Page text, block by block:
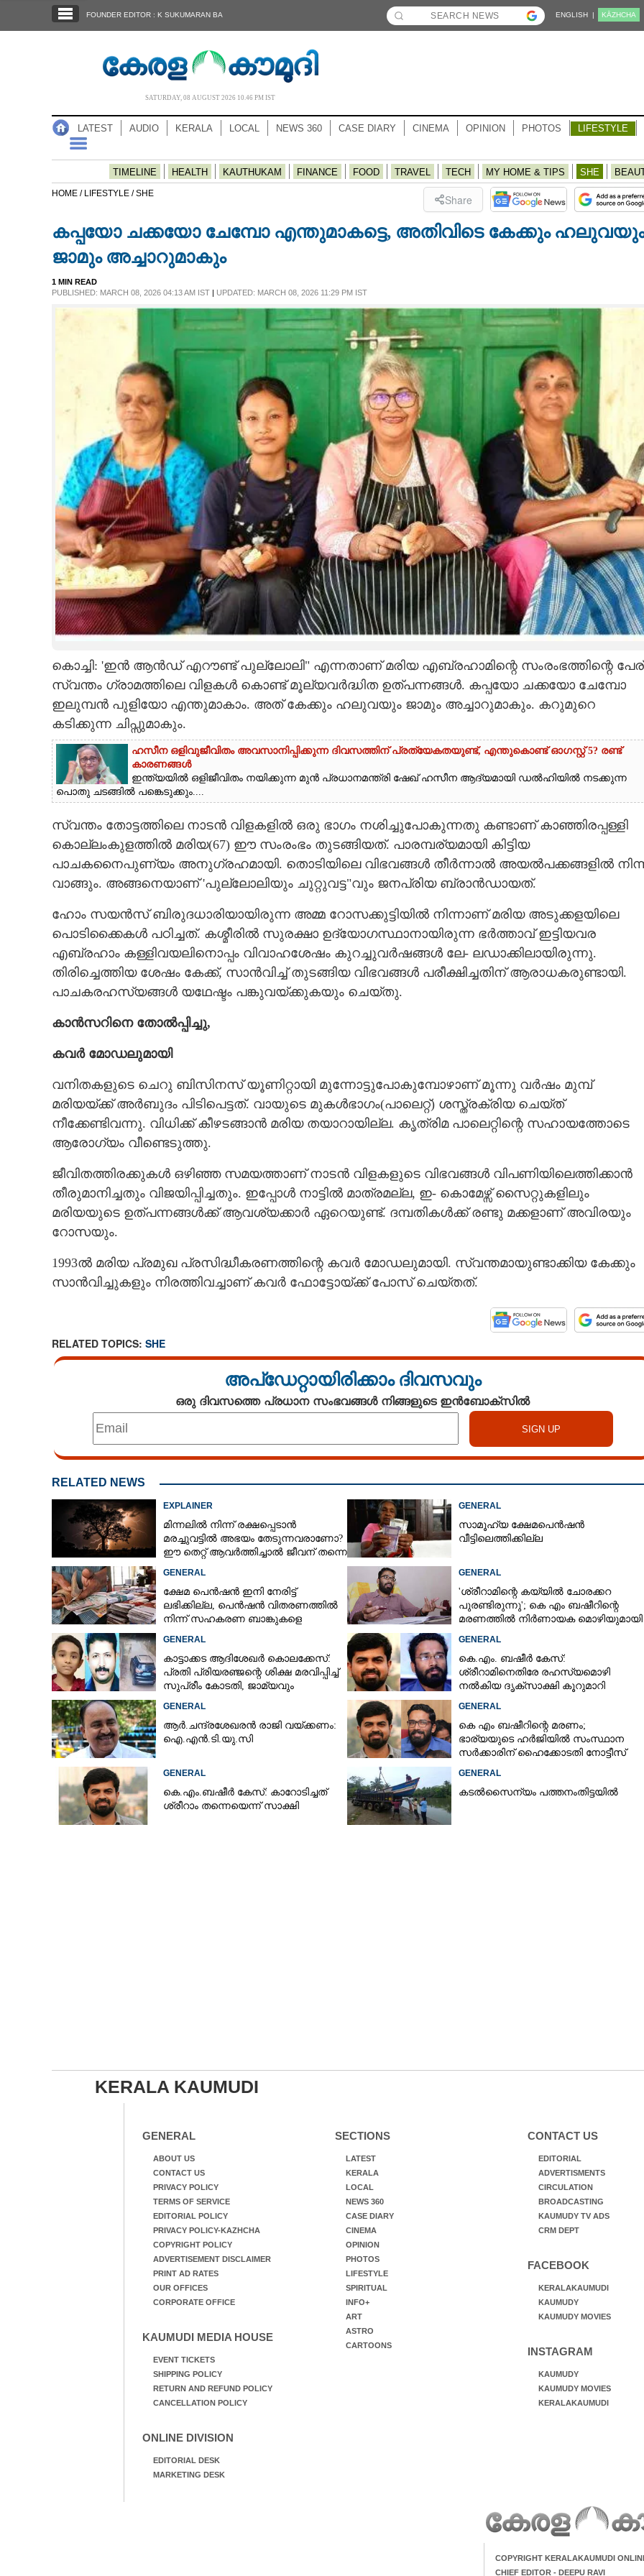
NOTIFIED NEWS
NEWS 360
CASE DIARY
SPIRITUAL
CARTOONS
LITERATURE
CONTACT US
FOUNDER EDITOR : K SUKUMARAN BA ENGLISH | KĀZHCHA
SATURDAY, 08 AUGUST 2026 10.46 PM IST
LATEST AUDIO KERALA LOCAL NEWS 360 CASE DIARY CINEMA OPINION PHOTOS LIFESTYLE
TIMELINE HEALTH KAUTHUKAM FINANCE FOOD TRAVEL TECH MY HOME & TIPS SHE
HOME / LIFESTYLE /SHE Share
കപ്പയോ ചക്കയോ ചേമ്പോ എന്തുമാകട്ടെ,​ അതിവിടെ കേക്കും ഹലുവയും
ജാമും അച്ചാറുമാകും
1 MIN READ
PUBLISHED: MARCH 08, 2026 04:13 AM IST| UPDATED: MARCH 08, 2026 11:29 PM IST
കൊച്ചി: 'ഇൻ ആൻഡ് എറൗണ്ട് പുല്ലോലി" എന്നതാണ് മരിയ എബ്രഹാമിന്റെ സംരംഭത്തിന്റെ
സ്വന്തം ഗ്രാമത്തിലെ വിളകൾ കൊണ്ട് മൂല്യവർദ്ധിത ഉത്പന്നങ്ങൾ. കപ്പയോ ചക്കയോ ചേമ്പോ
ഇലുമ്പൻ പുളിയോ എന്തുമാകാം. അത് കേക്കും ഹലുവയും ജാമും അച്ചാറുമാകും. കറുമുറെ
കടിക്കുന്ന ചിപ്സുമാകും.
ഹസീന ഒളിവുജീവിതം അവസാനിപ്പിക്കുന്ന ദിവസത്തിന് പ്രത്യേകതയുണ്ട്, എന്തുകൊണ്ട് ഓഗസ്റ്റ് 5? രണ്ട്
കാരണങ്ങൾ
ഇന്ത്യയിൽ ഒളിജീവിതം നയിക്കുന്ന മുൻ പ്രധാനമന്ത്രി ഷേഖ് ഹസീന ആദ്യമായി ഡൽഹിയിൽ നടക്കുന്ന
പൊതു ചടങ്ങിൽ പങ്കെടുക്കും....
സ്വന്തം തോട്ടത്തിലെ നാടൻ വിളകളിൽ ഒരു ഭാഗം നശിച്ചുപോകുന്നതു കണ്ടാണ് കാഞ്ഞിരപ്പള്ളി
കൊല്ലംകുളത്തിൽ മരിയ(67) ഈ സംരംഭം തുടങ്ങിയത്. പാരമ്പര്യമായി കിട്ടിയ
പാചകനൈപുണ്യം അനുഗ്രഹമായി. തൊടിയിലെ വിഭവങ്ങൾ തീർന്നാൽ അയൽപക്കങ്ങളിൽ
വാങ്ങും. അങ്ങനെയാണ് 'പുല്ലോലിയും ചുറ്റുവട്ട"വും ജനപ്രിയ ബ്രാൻഡായത്.
ഹോം സയൻസ് ബിരുദധാരിയായിരുന്ന അമ്മ റോസക്കുട്ടിയിൽ നിന്നാണ് മരിയ അടുക്കളയിലെ
പൊടിക്കൈകൾ പഠിച്ചത്. കശ്മീരിൽ സുരക്ഷാ ഉദ്യോഗസ്ഥാനായിരുന്ന ഭർത്താവ് ഇട്ടിയവര
എബ്രഹാം കള്ളിവയലിനൊപ്പം വിവാഹശേഷം കുറച്ചുവർഷങ്ങൾ ലേ- ലഡാക്കിലായിരുന്നു.
തിരിച്ചെത്തിയ ശേഷം കേക്ക്, സാൻവിച്ച് തുടങ്ങിയ വിഭവങ്ങൾ പരീക്ഷിച്ചതിന് ആരാധകരുണ്ടായി.
പാചകരഹസ്യങ്ങൾ യഥേഷ്ടം പങ്കുവയ്ക്കുകയും ചെയ്തു.
കാൻസറിനെ തോൽപ്പിച്ചു,​
കവർ മോഡലുമായി
വനിതകളുടെ ചെറു ബിസിനസ് യൂണിറ്റായി മുന്നോട്ടുപോകുമ്പോഴാണ് മൂന്നു വ‌ർഷം മുമ്പ്
മരിയയ്ക്ക് അർബുദം പിടിപെട്ടത്. വായുടെ മുകൾഭാഗം(പാലെറ്റ്) ശസ്ത്രക്രിയ ചെയ്ത്
നീക്കേണ്ടിവന്നു. വിധിക്ക് കീഴടങ്ങാൻ മരിയ തയാറായില്ല. കൃത്രിമ പാലെറ്റിന്റെ സഹായത്തോടെ
ആരോഗ്യം വീണ്ടെടുത്തു.
ജീവിതത്തിരക്കുകൾ ഒഴിഞ്ഞ സമയത്താണ് നാടൻ വിളകളുടെ വിഭവങ്ങൾ വിപണിയിലെത്തിക്കാൻ
തീരുമാനിച്ചതും വിജയിപ്പിച്ചതും. ഇപ്പോൾ നാട്ടിൽ മാത്രമല്ല, ഇ- കൊമേഴ്സ് സൈറ്റുകളിലും
മരിയയുടെ ഉത്പന്നങ്ങൾക്ക് ആവശ്യക്കാർ ഏറെയുണ്ട്. ദമ്പതികൾക്ക് രണ്ടു മക്കളാണ് അവിരയും
റോസയും.
1993ൽ മരിയ പ്രമുഖ പ്രസിദ്ധീകരണത്തിന്റെ കവർ മോഡലുമായി. സ്വന്തമായുണ്ടാക്കിയ കേക്കും
സാൻവിച്ചുകളും നിരത്തിവച്ചാണ് കവർ ഫോട്ടോയ്ക്ക് പോസ് ചെയ്തത്.
RELATED TOPICS: SHE
അപ്ഡേറ്റായിരിക്കാം ദിവസവും
ഒരു ദിവസത്തെ പ്രധാന സംഭവങ്ങൾ നിങ്ങളുടെ ഇൻബോക്സിൽ
RELATED NEWS
EXPLAINER
മിന്നലിൽ നിന്ന് രക്ഷപ്പെടാൻ
മരച്ചുവട്ടിൽ അഭയം തേടുന്നവരാണോ?
ഈ തെറ്റ് ആവർത്തിച്ചാൽ ജീവന് തന്നെ
GENERAL
സാമൂഹ്യ ക്ഷേമപെൻഷൻ
വീട്ടിലെത്തിക്കില്ല
GENERAL
ക്ഷേമ പെൻഷൻ ഇനി നേരിട്ട്
ലഭിക്കില്ല,​ പെൻഷൻ വിതരണത്തിൽ
നിന്ന് സഹകരണ ബാങ്കുകളെ
GENERAL
'ശ്രീറാമിന്റെ കയ്യിൽ ചോരക്കറ
പുരണ്ടിരുന്നു'; കെ എം ബഷീറിന്റെ
മരണത്തിൽ നിർണായക മൊഴിയുമായി
GENERAL
കാട്ടാക്കട ആദിശേഖർ കൊലക്കേസ്:
പ്രതി പ്രിയരഞ്ജന്റെ ശിക്ഷ മരവിപ്പിച്ച്
സുപ്രീം കോടതി, ജാമ്യവും
GENERAL
കെ.എം. ബഷീർ കേസ്:
ശ്രീറാമിനെതിരേ രഹസ്യമൊഴി
നൽകിയ ദൃക്സാക്ഷി കൂറുമാറി
GENERAL
ആ‌ർ.ചന്ദ്രശേഖരൻ രാജി വയ്ക്കണം:
ഐ.എൻ.ടി.യു.സി
GENERAL
കെ എം ബഷീറിന്റെ മരണം;
ഭാര്യയുടെ ഹർജിയിൽ സംസ്ഥാന
സർക്കാരിന് ഹൈക്കോടതി നോട്ടീസ്
GENERAL
കെ.എം.ബഷീർ കേസ്: കാറോടിച്ചത്
ശ്രീറാം തന്നെയെന്ന് സാക്ഷി
GENERAL
കടൽസൈന്യം പത്തനംതി​ട്ടയിൽ
KERALA KAUMUDI
GENERAL
ABOUT US
CONTACT US
PRIVACY POLICY
TERMS OF SERVICE
EDITORIAL POLICY
PRIVACY POLICY-KAZHCHA
COPYRIGHT POLICY
ADVERTISEMENT DISCLAIMER
PRINT AD RATES
OUR OFFICES
CORPORATE OFFICE
KAUMUDI MEDIA HOUSE
EVENT TICKETS
SHIPPING POLICY
RETURN AND REFUND POLICY
CANCELLATION POLICY
ONLINE DIVISION
EDITORIAL DESK
MARKETING DESK
SECTIONS
LATEST
KERALA
LOCAL
NEWS 360
CASE DIARY
CINEMA
OPINION
PHOTOS
LIFESTYLE
SPIRITUAL
INFO+
ART
ASTRO
CARTOONS
CONTACT US
EDITORIAL
ADVERTISMENTS
CIRCULATION
BROADCASTING
KAUMUDY TV ADS
CRM DEPT
FACEBOOK
KERALAKAUMUDI
KAUMUDY
KAUMUDY MOVIES
INSTAGRAM
KAUMUDY
KAUMUDY MOVIES
KERALAKAUMUDI
COPYRIGHT KERALAKAUMUDI
CHIEF EDITOR - DEEPU RAVI
കപ്പയോ ചക്കയോ ചേമ്പോ എന്തുമാകട്ടെ,​
അതിവിടെ കേക്കും ഹലുവയും ജാമും
അച്ചാറുമാകും
Share this link
Copy Link